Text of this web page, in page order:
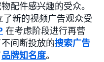
配件感兴趣的受众。
新的视频广告观众受
在考虑阶段进行再营
间断投放的搜索广告
品牌知名度。